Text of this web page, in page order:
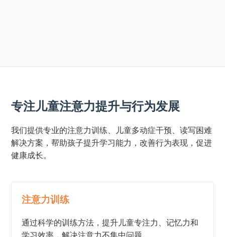
专注儿童注意力提升与行为发展
我们提供专业的注意力训练、儿童多动症干预、读写困难
解决方案，帮助孩子提升学习能力，改善行为表现，促进
健康成长。
注意力训练
通过科学的训练方法，提升儿童专注力、记忆力和
学习效率，解决注意力不集中问题。